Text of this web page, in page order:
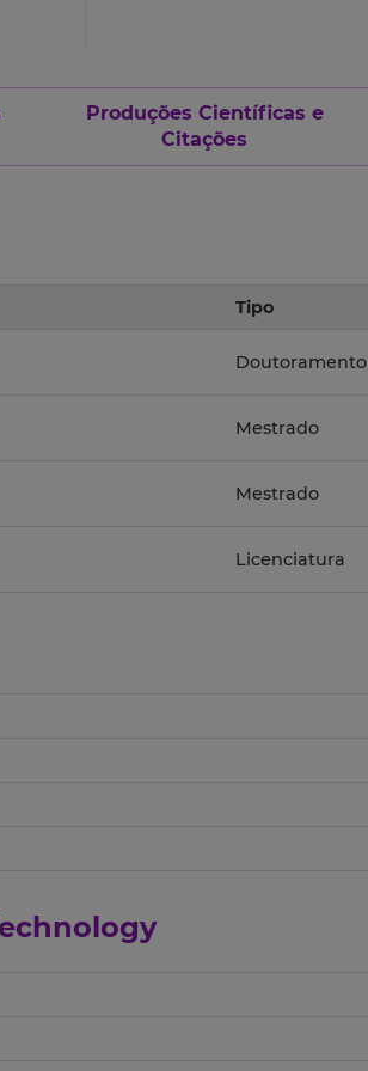
Produções Científicas e
Citações
Tipo
Doutoramento
Mestrado
Mestrado
Licenciatura